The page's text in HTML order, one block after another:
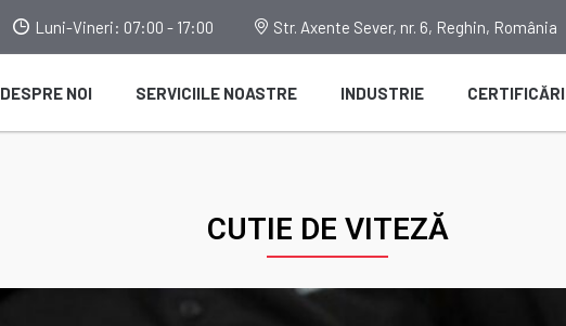
Luni-Vineri: 07:00 - 17:00 Str. Axente Sever, nr. 6, Reghin, România
DESPRE NOI SERVICIILE NOASTRE INDUSTRIE CERTIFICĂRI
CUTIE DE VITEZĂ